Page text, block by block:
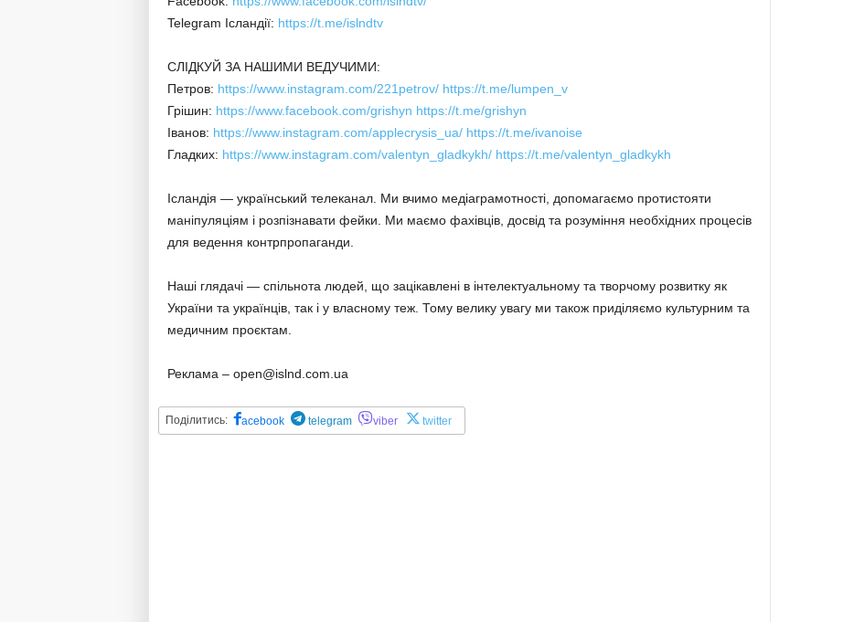
Telegram Ісландії: https://t.me/islndtv
СЛІДКУЙ ЗА НАШИМИ ВЕДУЧИМИ:
Петров: https://www.instagram.com/221petrov/ https://t.me/lumpen_v
Грішин: https://www.facebook.com/grishyn https://t.me/grishyn
Іванов: https://www.instagram.com/applecrysis_ua/ https://t.me/ivanoise
Гладких: https://www.instagram.com/valentyn_gladkykh/ https://t.me/valentyn_gladkykh
Ісландія — український телеканал. Ми вчимо медіаграмотності, допомагаємо протистояти
маніпуляціям і розпізнавати фейки. Ми маємо фахівців, досвід та розуміння необхідних процесів
для ведення контрпропаганди.
Наші глядачі — спільнота людей, що зацікавлені в інтелектуальному та творчому розвитку як
України та українців, так і у власному теж. Тому велику увагу ми також приділяємо культурним та
медичним проєктам.
Реклама – open@islnd.com.ua
Поділитись: acebook telegram viber twitter